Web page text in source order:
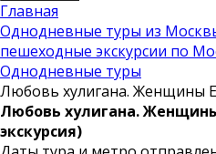
Главная
Однодневные туры из
пешеходные экскурсии по
Однодневные туры
Любовь хулигана. Женщины
Любовь хулигана.
экскурсия)